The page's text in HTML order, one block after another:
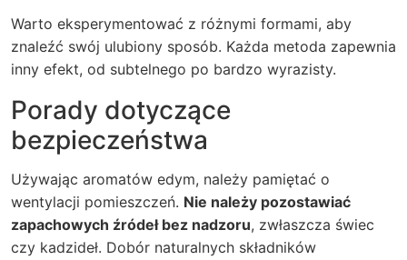
Warto eksperymentować z różnymi formami, aby
znaleźć swój ulubiony sposób. Każda metoda zapewnia
inny efekt, od subtelnego po bardzo wyrazisty.
Porady dotyczące
bezpieczeństwa
Używając aromatów edym, należy pamiętać o
wentylacji pomieszczeń. Nie należy pozostawiać
zapachowych źródeł bez nadzoru, zwłaszcza świec
czy kadzideł. Dobór naturalnych składników